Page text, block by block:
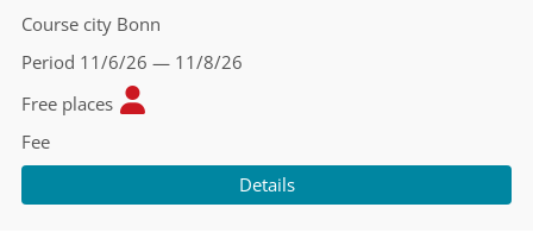
Course city Bonn
Period 11/6/26 — 11/8/26
Free places
Fee
Details